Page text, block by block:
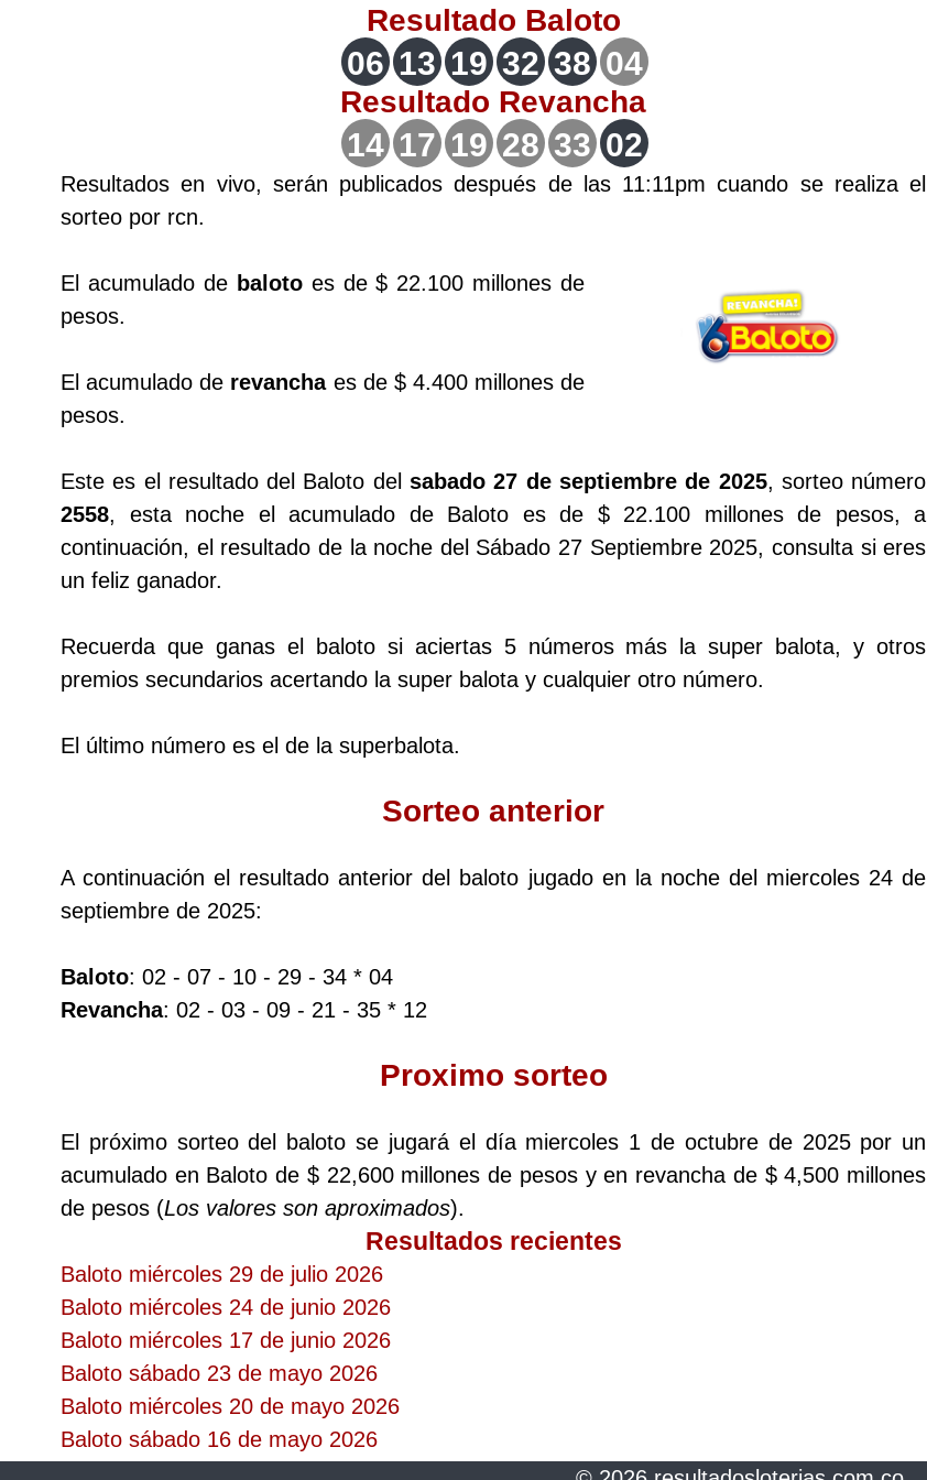
Lotería del Quindio
Lotería de Bogotá
Lotería de Santander
Lotería del Cauca
Extra de Colombia
Antioqueñita Día
Astro Sol
Cafeterito Tarde
Caribeña Día
Caribeña Noche
Chontico Día
Chontico Noche
Culona día
Resultado Baloto
06 13 19 32 38 04
Resultado Revancha
14 17 19 28 33 02
Resultados en vivo, serán publicados después de las 11:11pm cuando se realiza el
sorteo por rcn.
El acumulado de balotoes de $ 22.100 millones de
pesos.
El acumulado de revanchaes de $ 4.400 millones de
pesos.
Este es el resultado del Baloto delsabado 27 de septiembre de 2025, sorteo número
2558, esta noche el acumulado de Baloto es de $ 22.100 millones de pesos, a
continuación, el resultado de la noche del Sábado 27 Septiembre 2025, consulta si eres
un feliz ganador.
Recuerda que ganas el baloto si aciertas 5 números más la super balota, y otros
premios secundarios acertando la super balota y cualquier otro número.
El último número es el de la superbalota.
Sorteo anterior
A continuación el resultado anterior del baloto jugado en la noche del miercoles 24 de
septiembre de 2025:
Baloto: 02 - 07 - 10 - 29 - 34 * 04
Revancha: 02 - 03 - 09 - 21 - 35 * 12
Proximo sorteo
El próximo sorteo del baloto se jugará el día miercoles 1 de octubre de 2025 por un
acumulado en Baloto de $ 22,600 millones de pesos y en revancha de $ 4,500 millones
de pesos (Los valores son aproximados).
Resultados recientes
Baloto miércoles 29 de julio 2026
Baloto miércoles 24 de junio 2026
Baloto miércoles 17 de junio 2026
Baloto sábado 23 de mayo 2026
Baloto miércoles 20 de mayo 2026
Baloto sábado 16 de mayo 2026